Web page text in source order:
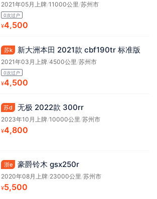
2021年05月上牌/11000公里/苏州市
0次过户
¥4,500
苏k 新大洲本田 2021款 cbf190tr 标准版
2021年03月上牌/4500公里/苏州市
0次过户
¥4,500
苏d 无极 2022款 300rr
2023年10月上牌/10000公里/苏州市
¥4,800
浙e 豪爵铃木 gsx250r
2020年08月上牌/23000公里/苏州市
¥5,500